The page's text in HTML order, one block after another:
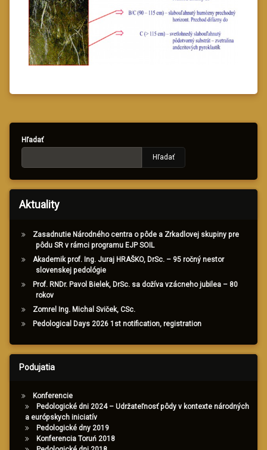
Hľadať
Hľadať
Aktuality
Zasadnutie Národného centra o pôde a Zrkadlovej skupiny pre
pôdu SR v rámci programu EJP SOIL
Akademik prof. Ing. Juraj HRAŠKO, DrSc. – 95 ročný nestor
slovenskej pedológie
Prof. RNDr. Pavol Bielek, DrSc. sa dožíva vzácneho jubilea – 80
rokov
Zomrel Ing. Michal Sviček, CSc.
Pedological Days 2026 1st notification, registration
Podujatia
Konferencie
Pedologické dni 2024 – Udržateľnosť pôdy v kontexte národných
a európskych iniciatív
Pedologické dny 2019
Konferencia Toruń 2018